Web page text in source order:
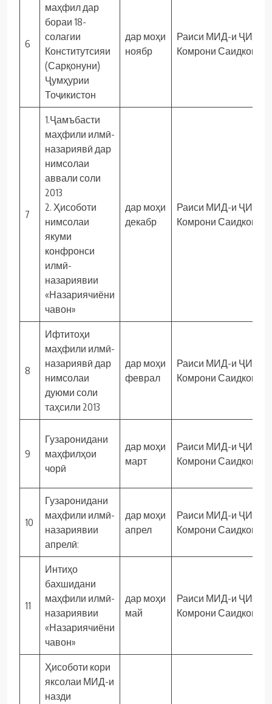
6
маҳфил дар
бораи 18-
солагии
Конститутсияи
(Сарқонуни)
Ҷумҳурии
Тоҷикистон
дар моҳи
ноябр
Раиси МИД-и ҶИД
Комрони Саидкомил
7
1.Ҷамъбасти
маҳфили илмӣ-
назариявӣ дар
нимсолаи
аввали соли
2013
2. Ҳисоботи
нимсолаи
якуми
конфронси
илмӣ-
назариявии
«Назариячиёни
чавон»
дар моҳи
декабр
Раиси МИД-и ҶИД
Комрони Саидкомил
8
Ифтитоҳи
маҳфили илмӣ-
назариявӣ дар
нимсолаи
дуюми соли
таҳсили 2013
дар моҳи
феврал
Раиси МИД-и ҶИД
Комрони Саидкомил
9
Гузаронидани
маҳфилҳои
чорӣ
дар моҳи
март
Раиси МИД-и ҶИД
Комрони Саидкомил
10
Гузаронидани
маҳфили илмӣ-
назариявии
апрелӣ:
дар моҳи
апрел
Раиси МИД-и ҶИД
Комрони Саидкомил
11
Интиҳо
бахшидани
маҳфили илмӣ-
назариявии
«Назариячиёни
чавон»
дар моҳи
май
Раиси МИД-и ҶИД
Комрони Саидкомил
Ҳисоботи кори
яксолаи МИД-и
назди